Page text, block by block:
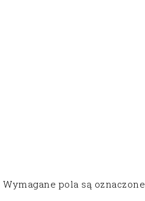
Wymagane pola są oznaczone